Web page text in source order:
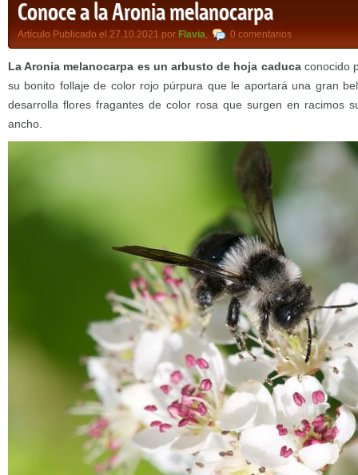
Conoce a la Aronia melanocarpa
Artículo Publicado el 27.10.2021 por Flavia, 0 comentarios
La Aronia melanocarpa es un arbusto de hoja caducaconocido
su bonito follaje de color rojo púrpura que le aportará una gran
desarrolla flores fragantes de color rosa que surgen en racimos
ancho.